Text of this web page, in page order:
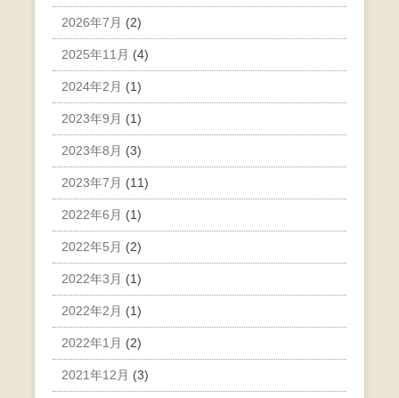
2026年7月 (2)
2025年11月 (4)
2024年2月 (1)
2023年9月 (1)
2023年8月 (3)
2023年7月 (11)
2022年6月 (1)
2022年5月 (2)
2022年3月 (1)
2022年2月 (1)
2022年1月 (2)
2021年12月 (3)